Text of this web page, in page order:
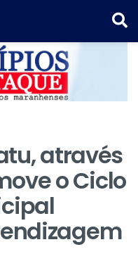
através
o Ciclo